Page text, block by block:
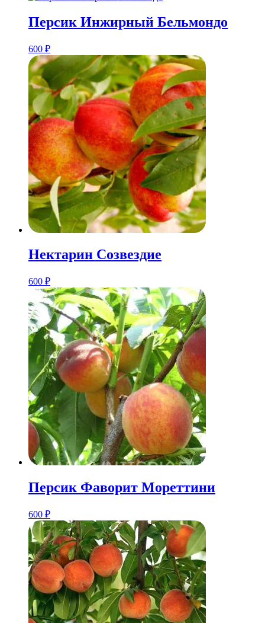
Персик Инжирный Бельмондо
600 ₽
Нектарин Созвездие
600 ₽
Персик Фаворит Мореттини
600 ₽